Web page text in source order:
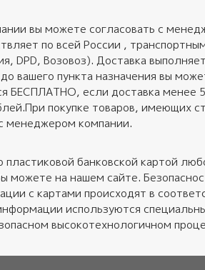
вы можете согласовать с
по всей России ,
DPD, Возовоз). Доставка
вашего пункта назначения вы
БЕСПЛАТНО, если доставка менее
покупке товаров, имеющих
менеджером компании.
банковской картой
можете на нашем сайте.
с картами происходят в
используются
высокотехнологичном